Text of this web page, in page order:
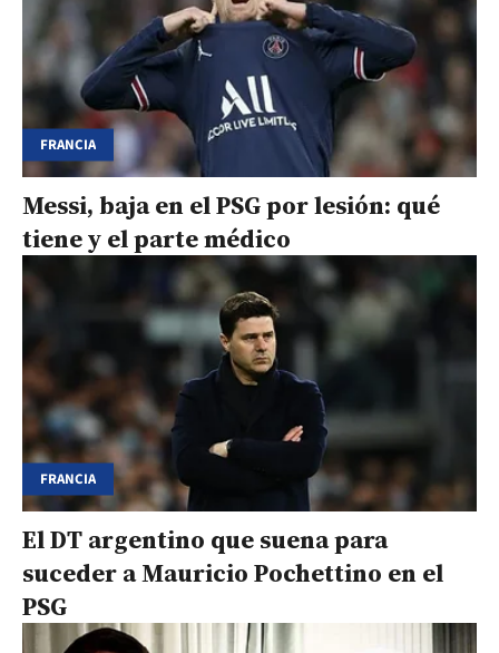
FRANCIA
Messi, baja en el PSG por lesión: qué
tiene y el parte médico
FRANCIA
El DT argentino que suena para
suceder a Mauricio Pochettino en el
PSG